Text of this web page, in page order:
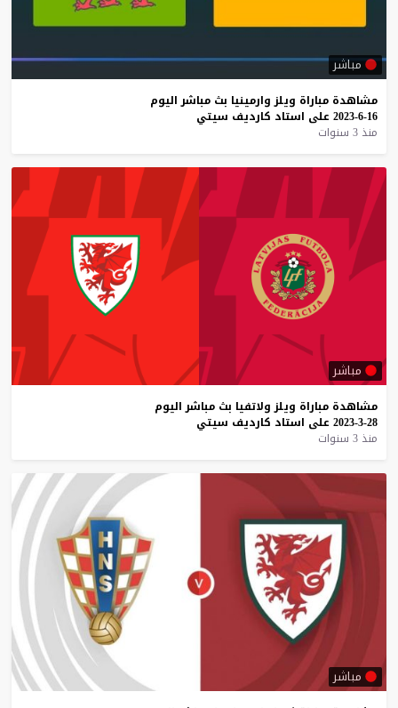
مباشر
مشاهدة مباراة ويلز وارمينيا بث مباشر اليوم
16-6-2023
على استاد كارديف سيتي
منذ 3 سنوات
مباشر
مشاهدة مباراة ويلز ولاتفيا بث مباشر اليوم
28-3-2023
على استاد كارديف سيتي
منذ 3 سنوات
مباشر